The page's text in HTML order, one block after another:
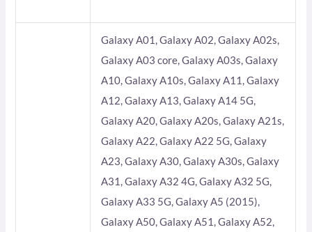
Galaxy A01, Galaxy A02, Galaxy A02s,
Galaxy A03 core, Galaxy A03s, Galaxy
A10, Galaxy A10s, Galaxy A11, Galaxy
A12, Galaxy A13, Galaxy A14 5G,
Galaxy A20, Galaxy A20s, Galaxy A21s,
Galaxy A22, Galaxy A22 5G, Galaxy
A23, Galaxy A30, Galaxy A30s, Galaxy
A31, Galaxy A32 4G, Galaxy A32 5G,
Galaxy A33 5G, Galaxy A5 (2015),
Galaxy A50, Galaxy A51, Galaxy A52,